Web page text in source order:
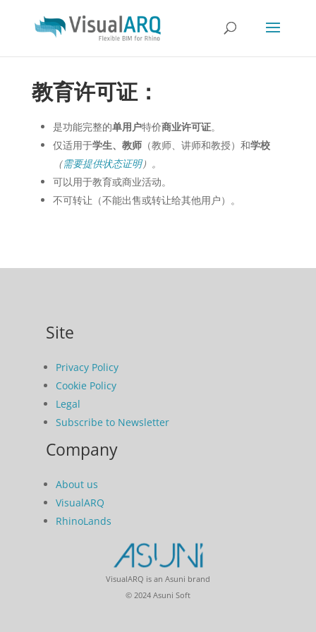
教育许可证：
是功能完整的单用户特价商业许可证。
仅适用于学生、教师（教师、讲师和教授） 和学校
（需要提供状态证明）。
可以用于教育或商业活动。
不可转让（不能出售或转让给其他用户）。
Site
Privacy Policy
Cookie Policy
Legal
Subscribe to Newsletter
Company
About us
VisualARQ
RhinoLands
VisualARQ is an Asuni brand
© 2024 Asuni Soft